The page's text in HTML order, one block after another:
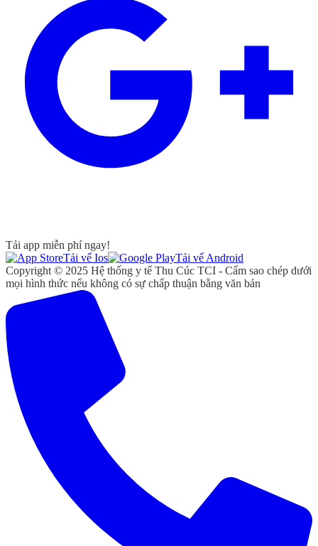
Tải app miễn phí ngay!
Tải vể Ios
Tải vể Android
Copyright © 2025 Hệ thống y tế Thu Cúc TCI - Cấm sao chép dưới
mọi hình thức nếu không có sự chấp thuận bằng văn bản